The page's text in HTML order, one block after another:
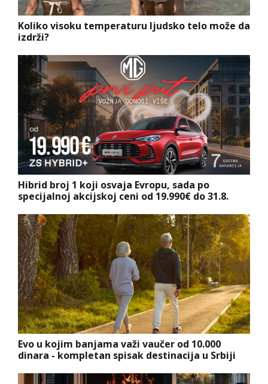
Koliko visoku temperaturu ljudsko telo može da
izdrži?
Hibrid broj 1 koji osvaja Evropu, sada po
specijalnoj akcijskoj ceni od 19.990€ do 31.8.
Evo u kojim banjama važi vaučer od 10.000
dinara - kompletan spisak destinacija u Srbiji